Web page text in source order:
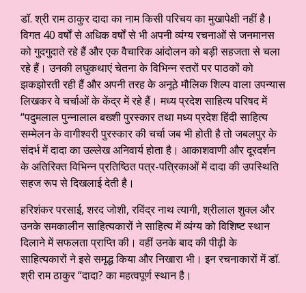
डॉ. श्री राम ठाकुर दादा का नाम किसी परिचय का मुखापेक्षी नहीं है।
विगत 40 वर्षों से अधिक वर्षों से भी अपनी व्यंग्य रचनाओं से जनमानस
को गुदगुदाते रहे हैं और एक वैचारिक आंदोलन को बड़ी सहजता से चला
रहे हैं। उनकी लघुकथाएं चेतना के विभिन्न स्तरों पर पाठकों को
झकझोरती रही हैं और अपनी तरह के अनूठे मौलिक शिल्प वाला उपन्यास
लिखकर वे चर्चाओं के केंद्र में रहे हैं। मध्य प्रदेश साहित्य परिषद में
“पदुमलाल पुन्नालाल बख्शी पुरस्कार तथा मध्य प्रदेश हिंदी साहित्य
सम्मेलन के वागीश्वरी पुरस्कार की चर्चा जब भी होती है तो जबलपुर के
संदर्भ में दादा का उल्लेख अनिवार्य होता है। आकाशवाणी और दूरदर्शन
के अतिरिक्त विभिन्न प्रतिष्ठित पत्र-पत्रिकाओं में दादा की उपस्थिति
सहज रूप से दिखलाई देती है।
हरिशंकर परसाई, शरद जोशी, रविंद्र नाथ त्यागी, श्रीलाल शुक्ल और
उनके समकालीन साहित्यकारों ने साहित्य में व्यंग्य को विशिष्ट स्थान
दिलाने में सफलता प्राप्ति की। वहीं उनके बाद की पीढ़ी के
साहित्यकारों ने इसे समृद्ध किया और निखारा भी। इन रचनाकारों में डॉ.
श्री राम ठाकुर “दादा? का महत्वपूर्ण स्थान है।